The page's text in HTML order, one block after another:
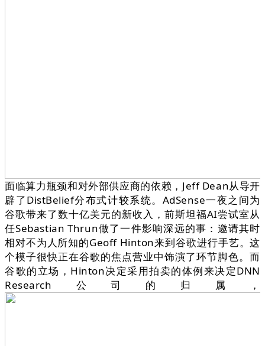
面临算力瓶颈和对外部供应商的依赖，Jeff Dean从导开
辟了DistBelief分布式计较系统。AdSense一夜之间为
谷歌带来了数十亿美元的新收入，前斯坦福AI尝试室从
任Sebastian Thrun做了一件影响深远的事：邀请其时
相对不为人所知的Geoff Hinton来到谷歌进行手艺。这
个模子很快正在谷歌的焦点营业中饰演了环节脚色。而
谷歌的立场，Hinton决定采用拍卖的体例来决定DNN
Research公司的归属，